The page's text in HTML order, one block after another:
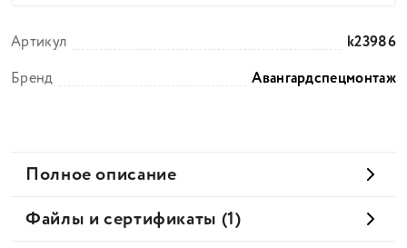
Артикул
k23986
Бренд
Авангардспецмонтаж
Полное описание
Файлы и сертификаты (1)